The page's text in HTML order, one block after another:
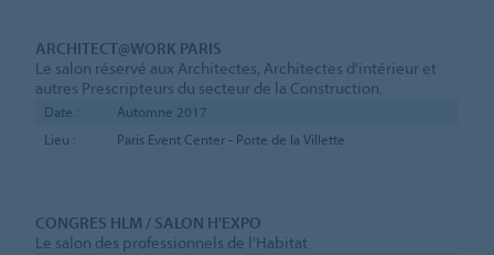
ARCHITECT@WORK PARIS
Le salon réservé aux Architectes, Architectes d'intérieur et
autres Prescripteurs du secteur de la Construction.
Date :
Automne 2017
Lieu :
Paris Event Center - Porte de la Villette
CONGRES HLM / SALON H'EXPO
Le salon des professionnels de l'Habitat